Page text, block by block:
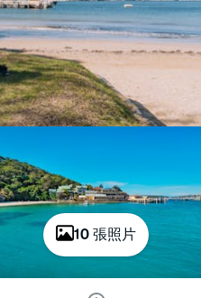
10 張照片